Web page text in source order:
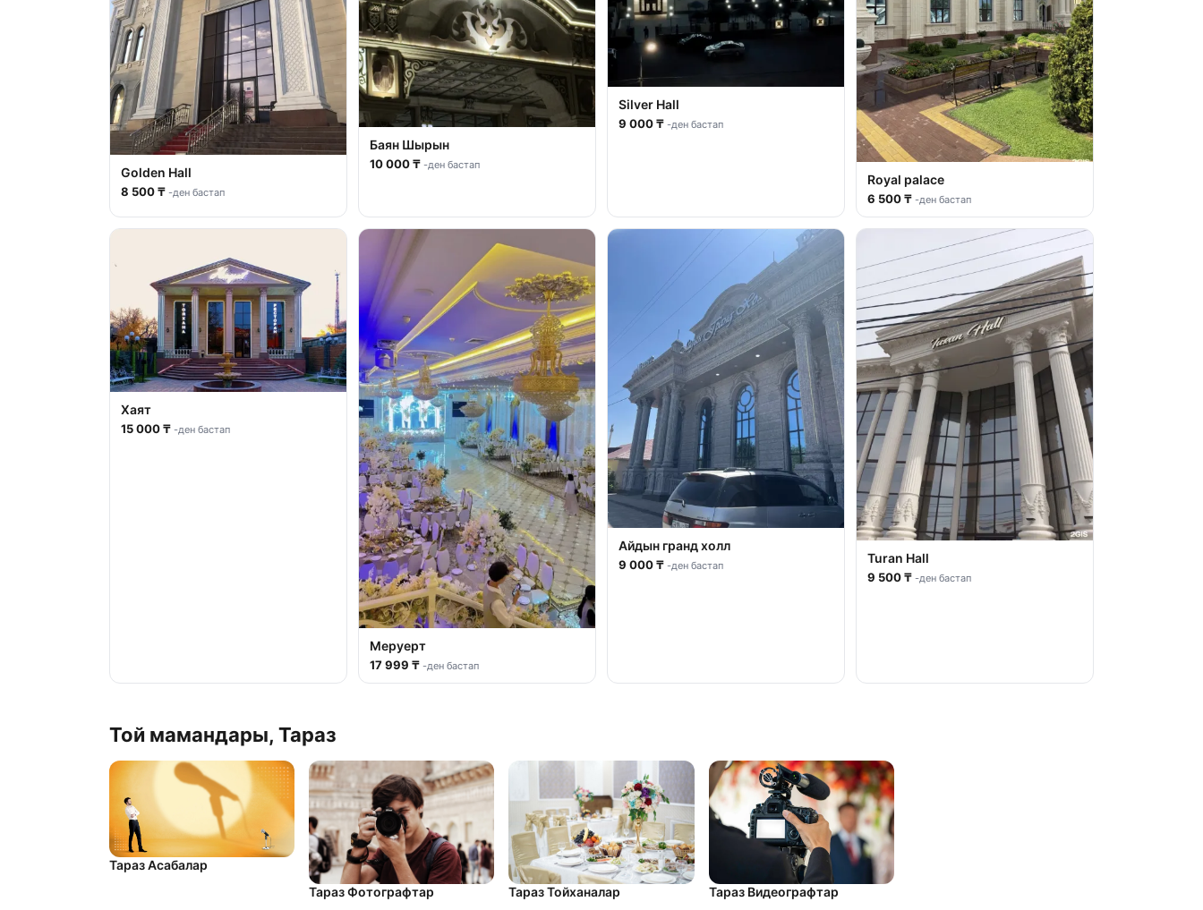
Golden Hall
8 500 ₸ -ден бастап
Баян Шырын
10 000 ₸ -ден бастап
Silver Hall
9 000 ₸ -ден бастап
Royal palace
6 500 ₸ -ден бастап
Хаят
15 000 ₸ -ден бастап
Меруерт
17 999 ₸ -ден бастап
Айдын гранд холл
9 000 ₸ -ден бастап Turan Hall
9 500 ₸ -ден бастап
Той мамандары, Тараз
Тараз Асабалар
Тараз Фотографтар
Тараз Тойханалар Тараз Видеографтар